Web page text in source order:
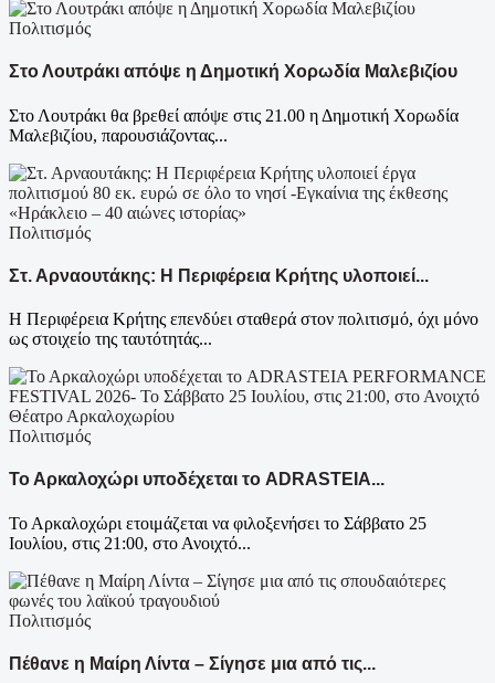
Πολιτισμός
Στο Λουτράκι απόψε η Δημοτική Χορωδία Μαλεβιζίου
Στο Λουτράκι θα βρεθεί απόψε στις 21.00 η Δημοτική Χορωδία
Μαλεβιζίου, παρουσιάζοντας...
Πολιτισμός
Στ. Αρναουτάκης: Η Περιφέρεια Κρήτης υλοποιεί...
Η Περιφέρεια Κρήτης επενδύει σταθερά στον πολιτισμό, όχι μόνο
ως στοιχείο της ταυτότητάς...
Πολιτισμός
Το Αρκαλοχώρι υποδέχεται το ADRASTEIA...
Το Αρκαλοχώρι ετοιμάζεται να φιλοξενήσει το Σάββατο 25
Ιουλίου, στις 21:00, στο Ανοιχτό...
Πολιτισμός
Πέθανε η Μαίρη Λίντα – Σίγησε μια από τις...